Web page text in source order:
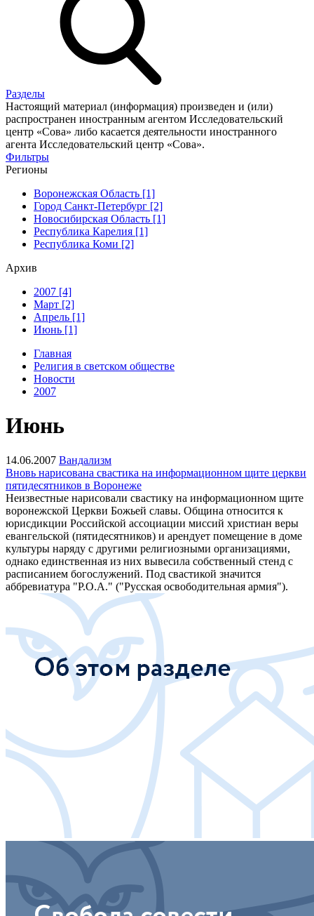
Разделы
Настоящий материал (информация) произведен и (или)
распространен иностранным агентом Исследовательский
центр «Сова» либо касается деятельности иностранного
агента Исследовательский центр «Сова».
Фильтры
Регионы
Воронежская Область [1]
Город Санкт-Петербург [2]
Новосибирская Область [1]
Республика Карелия [1]
Республика Коми [2]
Архив
2007 [4]
Март [2]
Апрель [1]
Июнь [1]
Главная
Религия в светском обществе
Новости
2007
Июнь
14.06.2007 Вандализм
Вновь нарисована свастика на информационном щите церкви
пятидесятников в Воронеже
Неизвестные нарисовали свастику на информационном щите
воронежской Церкви Божьей славы. Община относится к
юрисдикции Российской ассоциации миссий христиан веры
евангельской (пятидесятников) и арендует помещение в доме
культуры наряду с другими религиозными организациями,
однако единственная из них вывесила собственный стенд с
расписанием богослужений. Под свастикой значится
аббревиатура "Р.О.А." ("Русская освободительная армия").